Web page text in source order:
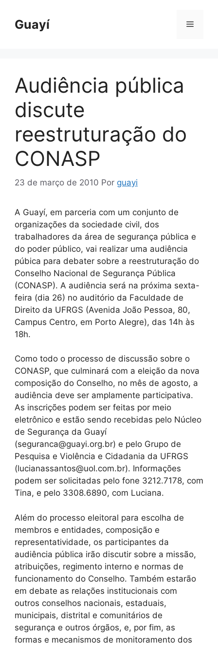
Guayí Menu
Audiência pública
discute
reestruturação do
CONASP
23 de março de 2010 Por guayi
A Guayí, em parceria com um conjunto de
organizações da sociedade civil, dos
trabalhadores da área de segurança pública e
do poder público, vai realizar uma audiência
púbica para debater sobre a reestruturação do
Conselho Nacional de Segurança Pública
(CONASP). A audiência será na próxima sexta-
feira (dia 26) no auditório da Faculdade de
Direito da UFRGS (Avenida João Pessoa, 80,
Campus Centro, em Porto Alegre), das 14h às
18h.
Como todo o processo de discussão sobre o
CONASP, que culminará com a eleição da nova
composição do Conselho, no mês de agosto, a
audiência deve ser amplamente participativa.
As inscrições podem ser feitas por meio
eletrônico e estão sendo recebidas pelo Núcleo
de Segurança da Guayí
(seguranca@guayi.org.br) e pelo Grupo de
Pesquisa e Violência e Cidadania da UFRGS
(lucianassantos@uol.com.br). Informações
podem ser solicitadas pelo fone 3212.7178, com
Tina, e pelo 3308.6890, com Luciana.
Além do processo eleitoral para escolha de
membros e entidades, composição e
representatividade, os participantes da
audiência pública irão discutir sobre a missão,
atribuições, regimento interno e normas de
funcionamento do Conselho. Também estarão
em debate as relações institucionais com
outros conselhos nacionais, estaduais,
municipais, distrital e comunitários de
segurança e outros órgãos, e, por fim, as
formas e mecanismos de monitoramento dos